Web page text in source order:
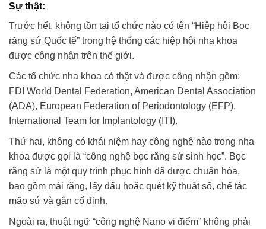
Sự thật:
Trước hết, không tồn tại tổ chức nào có tên “Hiệp hội Bọc
răng sứ Quốc tế” trong hệ thống các hiệp hội nha khoa
được công nhận trên thế giới.
Các tổ chức nha khoa có thật và được công nhận gồm:
FDI World Dental Federation, American Dental Association
(ADA), European Federation of Periodontology (EFP),
International Team for Implantology (ITI).
Thứ hai, không có khái niệm hay công nghệ nào trong nha
khoa được gọi là “công nghệ bọc răng sứ sinh học”. Bọc
răng sứ là một quy trình phục hình đã được chuẩn hóa,
bao gồm mài răng, lấy dấu hoặc quét kỹ thuật số, chế tác
mão sứ và gắn cố định.
Ngoài ra, thuật ngữ “công nghệ Nano vi điểm” không phải